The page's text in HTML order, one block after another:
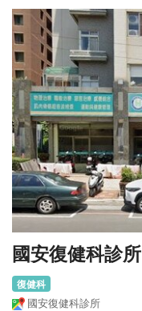
國安復健科診所
復健科
國安復健科診所